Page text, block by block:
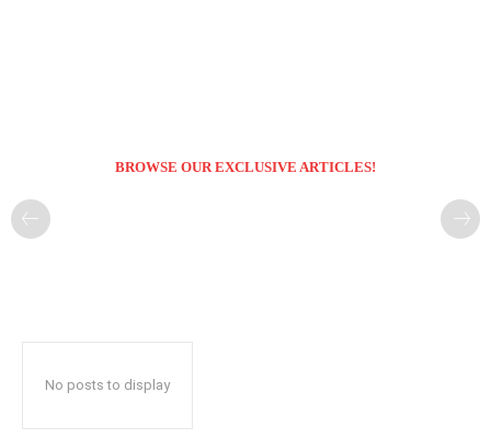
BROWSE OUR EXCLUSIVE ARTICLES!
No posts to display